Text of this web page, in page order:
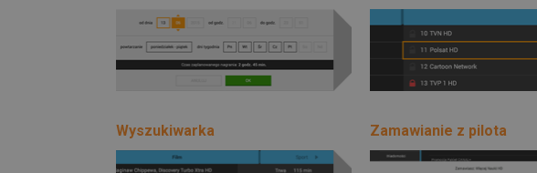
Wyszukiwarka Zamawianie z pilota